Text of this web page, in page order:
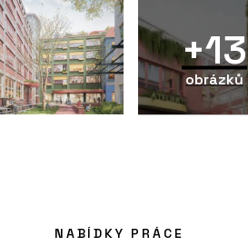
+13
obrázků
NABÍDKY PRÁCE